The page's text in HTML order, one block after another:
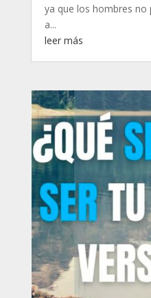
ya que los hombres no
a...
leer más